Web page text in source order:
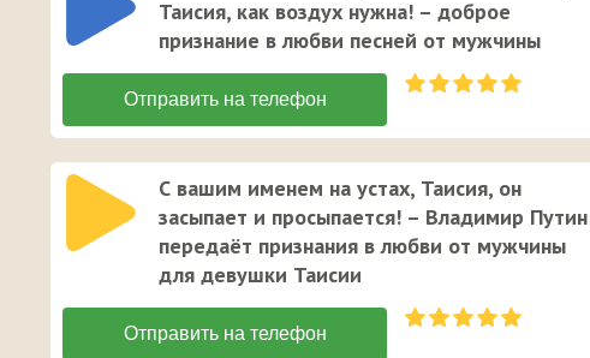
Таисия, как воздух нужна! – доброе
признание в любви песней от мужчины
С вашим именем на устах, Таисия, он
засыпает и просыпается! – Владимир Путин
передаёт признания в любви от мужчины
для девушки Таисии